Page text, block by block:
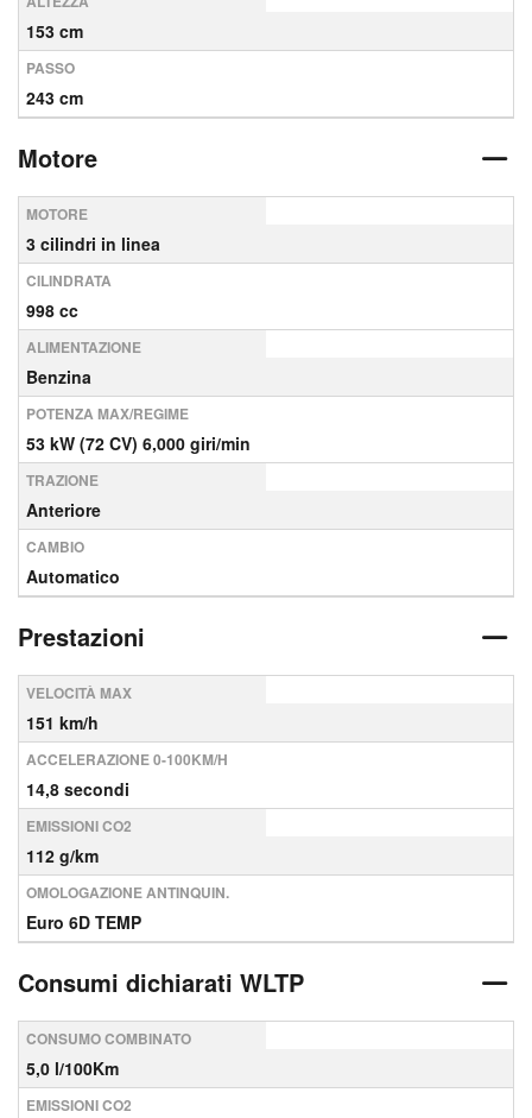
153 cm
PASSO
243 cm
Motore
MOTORE
3 cilindri in linea
CILINDRATA
998 cc
ALIMENTAZIONE
Benzina
POTENZA MAX/REGIME
53 kW (72 CV) 6,000 giri/min
TRAZIONE
Anteriore
CAMBIO
Automatico
Prestazioni
VELOCITÀ MAX
151 km/h
ACCELERAZIONE 0-100KM/H
14,8 secondi
EMISSIONI CO2
112 g/km
OMOLOGAZIONE ANTINQUIN.
Euro 6D TEMP
Consumi dichiarati WLTP
CONSUMO COMBINATO
5,0 l/100Km
EMISSIONI CO2